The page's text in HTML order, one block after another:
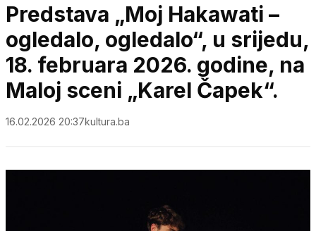
Predstava „Moj Hakawati –
ogledalo, ogledalo“, u srijedu,
18. februara 2026. godine, na
Maloj sceni „Karel Čapek“.
16.02.2026 20:37kultura.ba